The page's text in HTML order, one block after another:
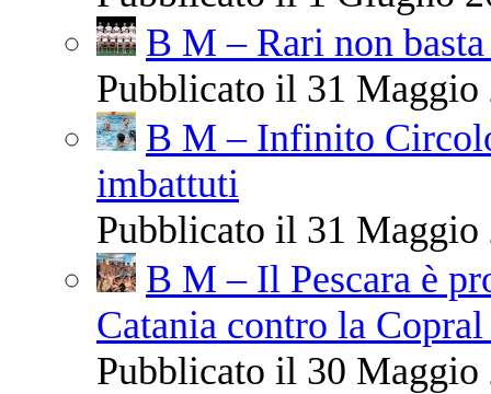
B M – Rari non
Pubblicato il 31 Maggio
B M – Infinito
imbattuti
Pubblicato il 31 Maggio
B M – Il Pescara è
Catania contro la
Pubblicato il 30 Maggio